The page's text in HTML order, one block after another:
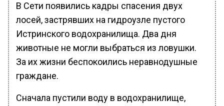
В Сети появились кадры спасения двух
лосей, застрявших на гидроузле пустого
Истринского водохранилища. Два дня
животные не могли выбраться из ловушки.
За их жизни беспокоились неравнодушные
граждане.
Сначала пустили воду в водохранилище,